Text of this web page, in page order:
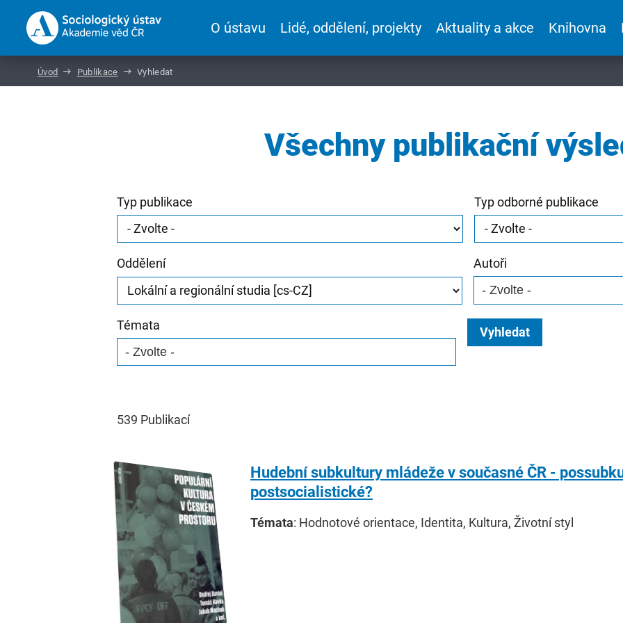
O ústavu Lidé, oddělení, projekty Aktuality a akce Knihovna
Úvod Publikace Vyhledat
Všechny publikační
Typ publikace Typ odborné publikace
Oddělení Autoři
Témata
Vyhledat
539 Publikací
Hudební subkultury mládeže v současné ČR -
postsocialistické?
Témata: Hodnotové orientace, Identita, Kultura, Životní styl